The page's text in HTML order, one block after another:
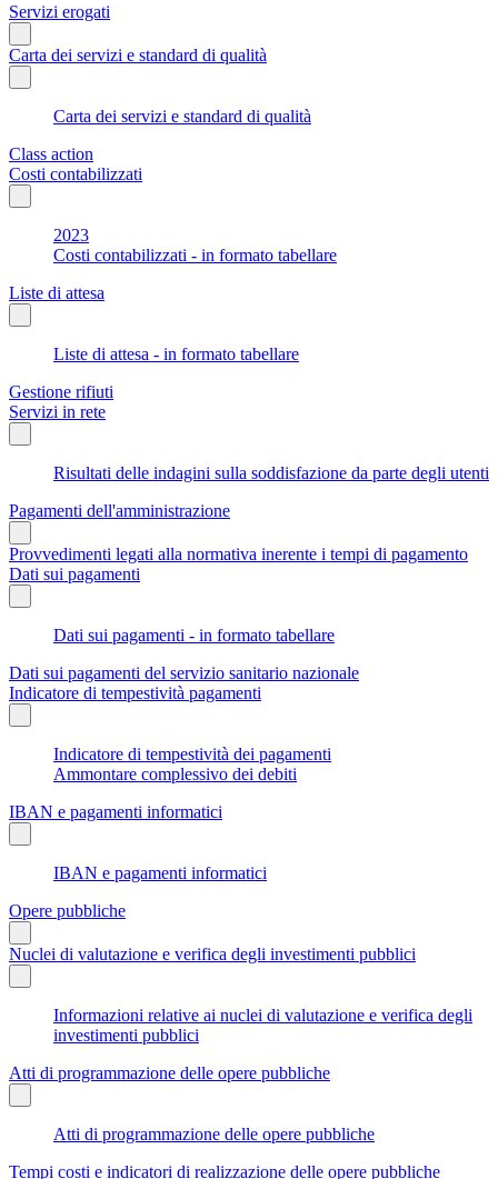
Servizi erogati
Carta dei servizi e standard di qualità
Carta dei servizi e standard di qualità
Class action
Costi contabilizzati
2023
Costi contabilizzati - in formato tabellare
Liste di attesa
Liste di attesa - in formato tabellare
Gestione rifiuti
Servizi in rete
Risultati delle indagini sulla soddisfazione da parte degli utenti
Pagamenti dell'amministrazione
Provvedimenti legati alla normativa inerente i tempi di pagamento
Dati sui pagamenti
Dati sui pagamenti - in formato tabellare
Dati sui pagamenti del servizio sanitario nazionale
Indicatore di tempestività pagamenti
Indicatore di tempestività dei pagamenti
Ammontare complessivo dei debiti
IBAN e pagamenti informatici
IBAN e pagamenti informatici
Opere pubbliche
Nuclei di valutazione e verifica degli investimenti pubblici
Informazioni relative ai nuclei di valutazione e verifica degli
investimenti pubblici
Atti di programmazione delle opere pubbliche
Atti di programmazione delle opere pubbliche
Tempi costi e indicatori di realizzazione delle opere pubbliche